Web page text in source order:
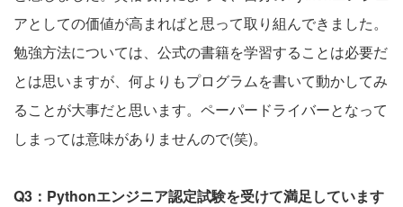
アとしての価値が高まればと思って取り組んできました。
勉強方法については、公式の書籍を学習することは必要だ
とは思いますが、何よりもプログラムを書いて動かしてみ
ることが大事だと思います。ペーパードライバーとなって
しまっては意味がありませんので(笑)。
Q3：Pythonエンジニア認定試験を受けて満足しています